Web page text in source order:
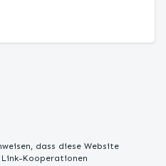
dass diese Website
Kooperationen